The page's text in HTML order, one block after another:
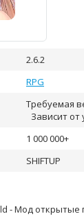
2.6.2
RPG
Требуемая
Зависит от
1 000 000+
SHIFTUP
- Мод открытые